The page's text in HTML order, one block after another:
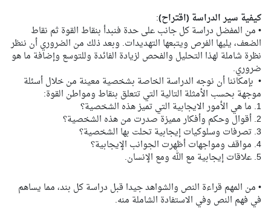
كيفية سير الدراسة (اقتراح):
• من المفضل دراسة كل جانب على حدة فنبدأ بنقاط القوة ثم نقاط
الضعف، يليها الفرص ويتبعها التهديدات. وبعد ذلك من الضروري أن ننظر
نظرة شاملة لهذا التحليل والفحص لزيادة الفائدة وللتوسع وإضافة ما هو
ضروري.
• بإمكاننا أن نوجه الدراسة الخاصة بشخصية معينة من خلال أسئلة
موجهة بحسب الأمثلة التالية التي تتعلق بنقاط ومواطن القوة:
1. ما هي الأمور الايجابية التي تميز هذه الشخصية؟
2. أقوال وحكم وأفكار مميزة صدرت من هذه الشخصية؟
3. تصرفات وسلوكيات إيجابية تحلت بها الشخصية؟
4. مواقف ومواجهات أظهرت الجوانب الإيجابية؟
5. علاقات إيجابية مع الله ومع الإنسان.
• من المهم قراءة النص والشواهد جيدا قبل دراسة كل بند، مما يساهم
في فهم النص وفي الاستفادة الشاملة منه.